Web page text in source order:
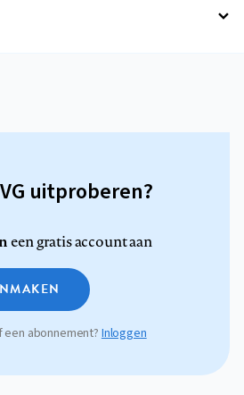
uitproberen?
een gratis account aan
een abonnement?Inloggen